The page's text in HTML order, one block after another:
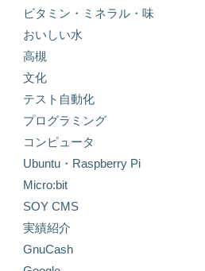
ビタミン・ミネラル・味
おいしい水
高槻
文化
テスト自動化
プログラミング
コンピュータ
Ubuntu・Raspberry Pi
Micro:bit
SOY CMS
実績紹介
GnuCash